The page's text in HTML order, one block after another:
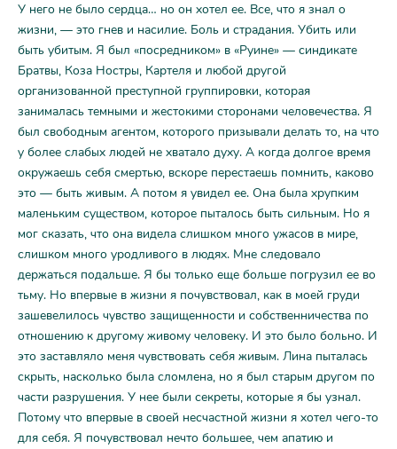
У него не было сердца… но он хотел ее. Все, что я знал о
жизни, — это гнев и насилие. Боль и страдания. Убить или
быть убитым. Я был «посредником» в «Руине» — синдикате
Братвы, Коза Ностры, Картеля и любой другой
организованной преступной группировки, которая
занималась темными и жестокими сторонами человечества. Я
был свободным агентом, которого призывали делать то, на что
у более слабых людей не хватало духу. А когда долгое время
окружаешь себя смертью, вскоре перестаешь помнить, каково
это — быть живым. А потом я увидел ее. Она была хрупким
маленьким существом, которое пыталось быть сильным. Но я
мог сказать, что она видела слишком много ужасов в мире,
слишком много уродливого в людях. Мне следовало
держаться подальше. Я бы только еще больше погрузил ее во
тьму. Но впервые в жизни я почувствовал, как в моей груди
зашевелилось чувство защищенности и собственничества по
отношению к другому живому человеку. И это было больно. И
это заставляло меня чувствовать себя живым. Лина пыталась
скрыть, насколько была сломлена, но я был старым другом по
части разрушения. У нее были секреты, которые я бы узнал.
Потому что впервые в своей несчастной жизни я хотел чего-то
для себя. Я почувствовал нечто большее, чем апатию и